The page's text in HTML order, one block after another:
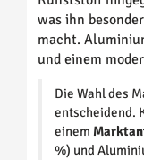
was ihn
macht.
und einem
Die Wahl des
entscheidend.
einem
%) und